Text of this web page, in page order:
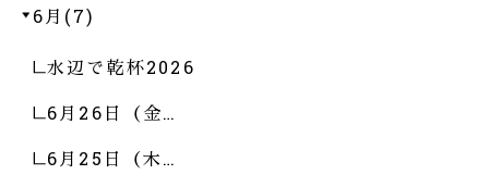
6月(7)
水辺で乾杯2026
6月26日（金…
6月25日（木…